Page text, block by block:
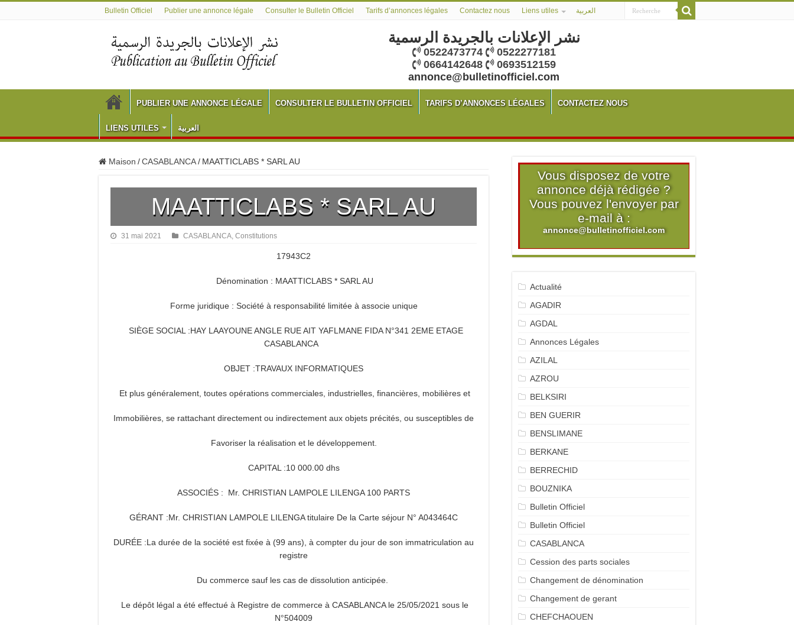
Bulletin Officiel Publier une annonce légale Consulter le Bulletin Officiel Tarifs d’annonces légales Contactez nous Liens utiles العربية
نشر الإعلانات بالجريدة الرسمية
0522473774
0522277181
0664142648
0693512159
annonce@bulletinofficiel.com
PUBLIER UNE ANNONCE LÉGALE CONSULTER LE BULLETIN OFFICIEL TARIFS D’ANNONCES LÉGALES CONTACTEZ NOUS
LIENS UTILES العربية
Maison /CASABLANCA/ MAATTICLABS * SARL AU
MAATTICLABS * SARL AU
31 mai 2021 CASABLANCA, Constitutions
17943C2
Dénomination : MAATTICLABS * SARL AU
Forme juridique : Société à responsabilité limitée à associe unique
SIÈGE SOCIAL :HAY LAAYOUNE ANGLE RUE AIT YAFLMANE FIDA N°341 2EME ETAGE
CASABLANCA
OBJET :TRAVAUX INFORMATIQUES
Et plus généralement, toutes opérations commerciales, industrielles, financières, mobilières et
Immobilières, se rattachant directement ou indirectement aux objets précités, ou susceptibles de
Favoriser la réalisation et le développement.
CAPITAL :10 000.00 dhs
ASSOCIÉS : Mr. CHRISTIAN LAMPOLE LILENGA 100 PARTS
GÉRANT :Mr. CHRISTIAN LAMPOLE LILENGA titulaire De la Carte séjour N° A043464C
DURÉE :La durée de la société est fixée à (99 ans), à compter du jour de son immatriculation au
registre
Du commerce sauf les cas de dissolution anticipée.
Le dépôt légal a été effectué à Registre de commerce à CASABLANCA le 25/05/2021 sous le
N°504009
Vous disposez de votre
annonce déjà rédigée ?
Vous pouvez l'envoyer par
e-mail à :
annonce@bulletinofficiel.com
Actualité
AGADIR
AGDAL
Annonces Légales
AZILAL
AZROU
BELKSIRI
BEN GUERIR
BENSLIMANE
BERKANE
BERRECHID
BOUZNIKA
Bulletin Officiel
Bulletin Officiel
CASABLANCA
Cession des parts sociales
Changement de dénomination
Changement de gerant
CHEFCHAOUEN